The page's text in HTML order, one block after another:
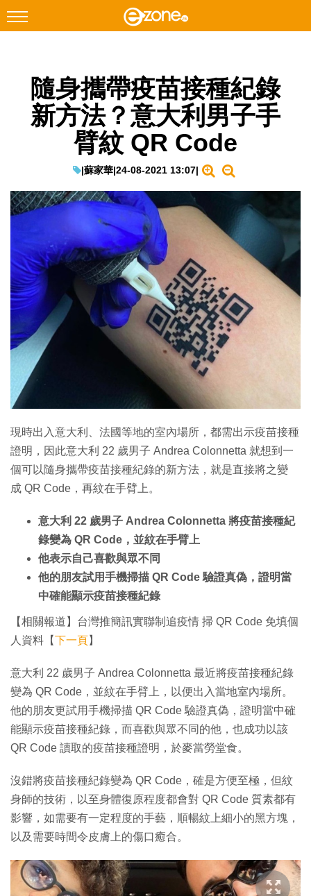
Facebook Instagram
科技焦點
教學評測
EduTech
IT Times
生成式AI與雲端應用
Enterprise Digital Transformation
特集
隨身攜帶疫苗接種紀錄
新方法？意大利男子手
臂紋 QR Code
|蘇家華|24-08-2021 13:07|
現時出入意大利、法國等地的室內場所，都需出示疫苗接種
證明，因此意大利 22 歲男子 Andrea Colonnetta 就想到一
個可以隨身攜帶疫苗接種紀錄的新方法，就是直接將之變
成 QR Code，再紋在手臂上。
意大利 22 歲男子 Andrea Colonnetta 將疫苗接種紀
錄變為 QR Code，並紋在手臂上
他表示自己喜歡與眾不同
他的朋友試用手機掃描 QR Code 驗證真偽，證明當
中確能顯示疫苗接種紀錄
【相關報道】台灣推簡訊實聯制追疫情 掃 QR Code 免填個
人資料【下一頁】
意大利 22 歲男子 Andrea Colonnetta 最近將疫苗接種紀錄
變為 QR Code，並紋在手臂上，以便出入當地室內場所。
他的朋友更試用手機掃描 QR Code 驗證真偽，證明當中確
能顯示疫苗接種紀錄，而喜歡與眾不同的他，也成功以該
QR Code 讀取的疫苗接種證明，於麥當勞堂食。
沒錯將疫苗接種紀錄變為 QR Code，確是方便至極，但紋
身師的技術，以至身體復原程度都會對 QR Code 質素都有
影響，如需要有一定程度的手藝，順暢紋上細小的黑方塊，
以及需要時間令皮膚上的傷口癒合。